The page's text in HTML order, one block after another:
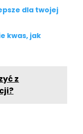
dla twojej
kwas, jak
z